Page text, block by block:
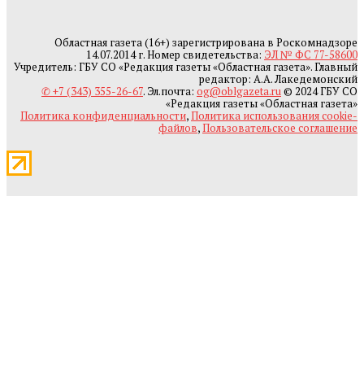
Областная газета (16+) зарегистрирована в Роскомнадзоре
14.07.2014 г. Номер свидетельства: ЭЛ № ФС 77-58600
Учредитель: ГБУ СО «Редакция газеты «Областная газета». Главный
редактор: А.А. Лакедемонский
✆ +7 (343) 355-26-67. Эл.почта: og@oblgazeta.ru© 2024 ГБУ СО
«Редакция газеты «Областная газета»
Политика конфиденциальности,Политика использования cookie-
файлов,Пользовательское соглашение